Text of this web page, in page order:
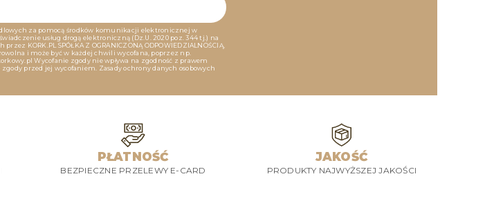
za pomocą środków komunikacji elektronicznej w
usług drogą elektroniczną (Dz.U. 2020 poz. 344 tj.) na
KORK.PL SPÓŁKA Z OGRANICZONĄ ODPOWIEDZIALNOŚCIĄ,
i może być w każdej chwili wycofana, poprzez np.
Wycofanie zgody nie wpływa na zgodność z prawem
przed jej wycofaniem. Zasady ochrony danych osobowych
PŁATNOŚĆ
BEZPIECZNE PRZELEWY E-CARD
JAKOŚĆ
PRODUKTY NAJWYŻSZEJ JAKOŚCI